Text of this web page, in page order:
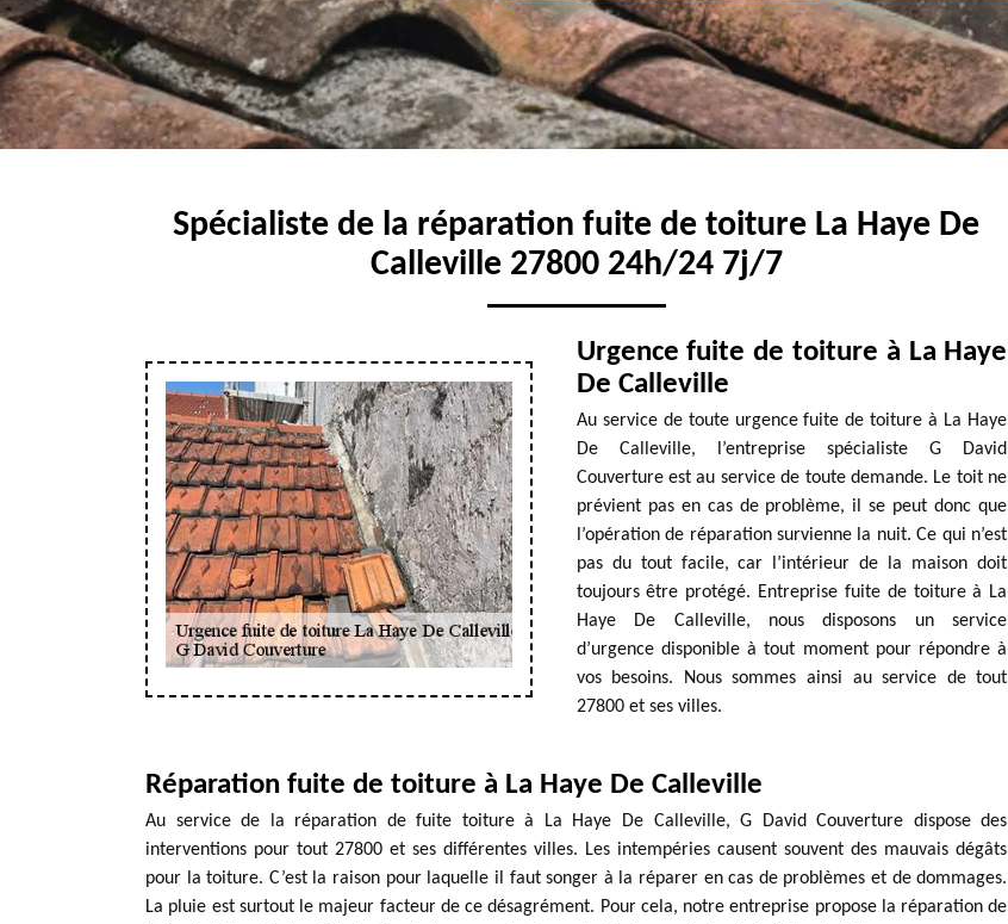
Spécialiste de la réparation fuite de toiture La Haye De
Calleville 27800 24h/24 7j/7
Urgence fuite de toiture à La Haye
De Calleville
Au service de toute urgence fuite de toiture à La Haye
De Calleville, l’entreprise spécialiste G David
Couverture est au service de toute demande. Le toit ne
prévient pas en cas de problème, il se peut donc que
l’opération de réparation survienne la nuit. Ce qui n’est
pas du tout facile, car l’intérieur de la maison doit
toujours être protégé. Entreprise fuite de toiture à La
Haye De Calleville, nous disposons un service
d’urgence disponible à tout moment pour répondre à
vos besoins. Nous sommes ainsi au service de tout
27800 et ses villes.
Réparation fuite de toiture à La Haye De Calleville
Au service de la réparation de fuite toiture à La Haye De Calleville, G David Couverture dispose des
interventions pour tout 27800 et ses différentes villes. Les intempéries causent souvent des mauvais dégâts
pour la toiture. C’est la raison pour laquelle il faut songer à la réparer en cas de problèmes et de dommages.
La pluie est surtout le majeur facteur de ce désagrément. Pour cela, notre entreprise propose la réparation de